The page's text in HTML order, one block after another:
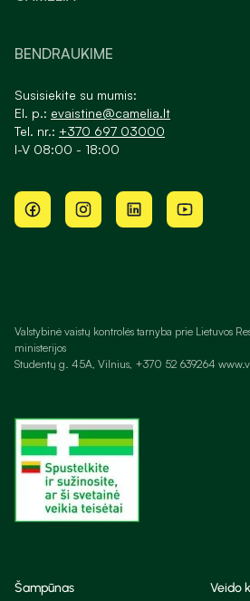
BENDRAUKIME
Susisiekite su mumis:
El. p.: evaistine@camelia.lt
Tel. nr.: +370 697 03000
I-V 08:00 - 18:00
Valstybinė vaistų kontrolės tarnyba prie Lietuvos
ministerijos
Studentų g. 45A, Vilnius, +370 52 639264
Šampūnas Veido